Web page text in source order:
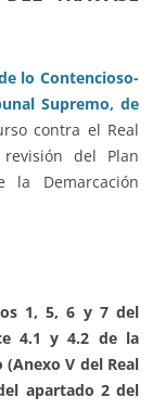
lo Contencioso-
Supremo, de
contra el Real
del Plan
la Demarcación
1, 5, 6 y 7 del
4.1 y 4.2 de la
V del Real
apartado 2 del